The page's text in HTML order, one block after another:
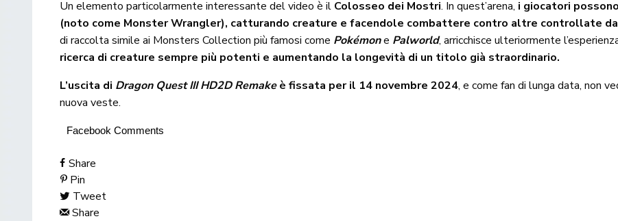
Un elemento particolarmente interessante del video è il Colosseo dei Mostri. In quest’arena, i giocatori
(noto come Monster Wrangler), catturando creature e facendole combattere contro altre controllate
di raccolta simile ai Monsters Collection più famosi come Pokémone Palworld, arricchisce ulteriormente
ricerca di creature sempre più potenti e aumentando la longevità di un titolo già straordinario.
L’uscita di Dragon Quest III HD2D Remakeè fissata per il 14 novembre 2024, e come fan di lunga data, non
nuova veste.
Facebook Comments
Share
Pin
Tweet
Share